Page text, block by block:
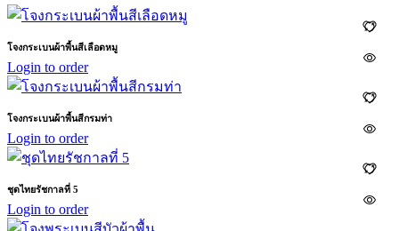
โจงกระเบนผ้าพื้นสีเลือดหมู
Login to order
โจงกระเบนผ้าพื้นสีกรมท่า
Login to order
ชุดไทยรัชกาลที่ 5
Login to order